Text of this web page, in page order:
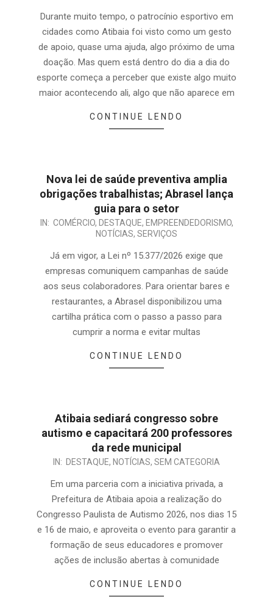
Durante muito tempo, o patrocínio esportivo em
cidades como Atibaia foi visto como um gesto
de apoio, quase uma ajuda, algo próximo de uma
doação. Mas quem está dentro do dia a dia do
esporte começa a perceber que existe algo muito
maior acontecendo ali, algo que não aparece em
CONTINUE LENDO
Nova lei de saúde preventiva amplia
obrigações trabalhistas; Abrasel lança
guia para o setor
IN: COMÉRCIO, DESTAQUE, EMPREENDEDORISMO,
NOTÍCIAS, SERVIÇOS
Já em vigor, a Lei nº 15.377/2026 exige que
empresas comuniquem campanhas de saúde
aos seus colaboradores. Para orientar bares e
restaurantes, a Abrasel disponibilizou uma
cartilha prática com o passo a passo para
cumprir a norma e evitar multas
CONTINUE LENDO
Atibaia sediará congresso sobre
autismo e capacitará 200 professores
da rede municipal
IN: DESTAQUE, NOTÍCIAS, SEM CATEGORIA
Em uma parceria com a iniciativa privada, a
Prefeitura de Atibaia apoia a realização do
Congresso Paulista de Autismo 2026, nos dias 15
e 16 de maio, e aproveita o evento para garantir a
formação de seus educadores e promover
ações de inclusão abertas à comunidade
CONTINUE LENDO